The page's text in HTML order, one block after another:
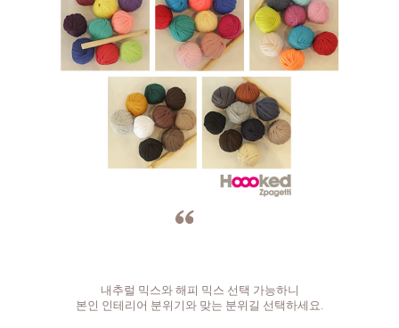
내추럴 믹스와 해피 믹스 선택 가능하니
본인 인테리어 분위기와 맞는 분위길 선택하세요.